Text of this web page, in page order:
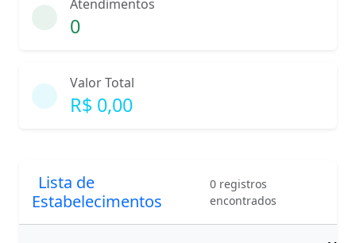
Atendimentos
0
Valor Total
R$ 0,00
Lista de
Estabelecimentos
0 registros
encontrados